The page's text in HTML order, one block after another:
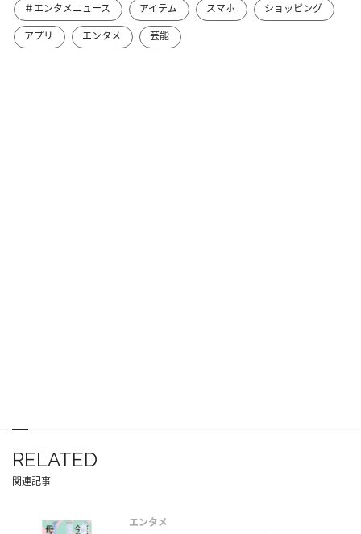
＃エンタメニュース アイテム スマホ
ショッピング
アプリ
エンタメ 芸能
RELATED
関連記事
エンタメ